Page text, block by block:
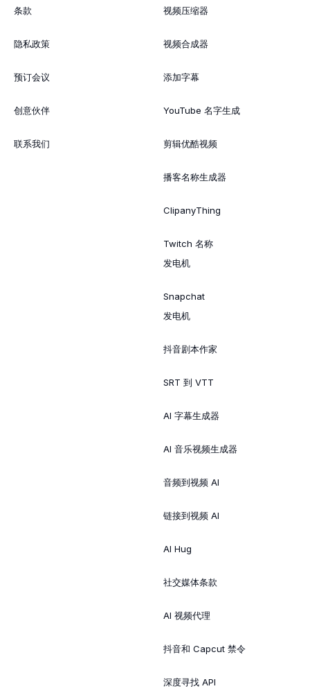
条款
隐私政策
预订会议
创意伙伴
联系我们
视频压缩器
视频合成器
添加字幕
YouTube 名字生成
剪辑优酷视频
播客名称生成器
ClipanyThing
Twitch 名称
发电机
Snapchat
发电机
抖音剧本作家
SRT 到 VTT
AI 字幕生成器
AI 音乐视频生成器
音频到视频 AI
链接到视频 AI
AI Hug
社交媒体条款
AI 视频代理
抖音和 Capcut 禁令
深度寻找 API